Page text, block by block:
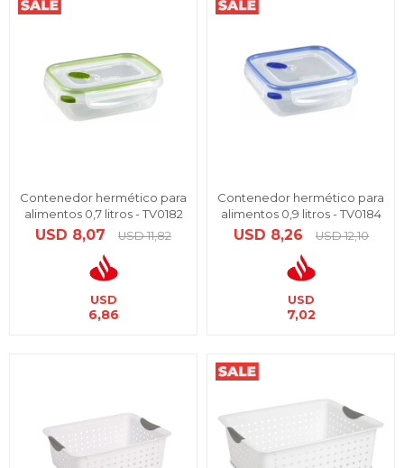
Contenedor hermético para
alimentos 0,7 litros - TV0182
USD 8,07 USD 11,82
USD
6,86
Contenedor hermético para
alimentos 0,9 litros - TV0184
USD 8,26 USD 12,10
USD
7,02